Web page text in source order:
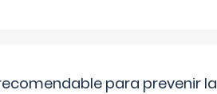
para prevenir